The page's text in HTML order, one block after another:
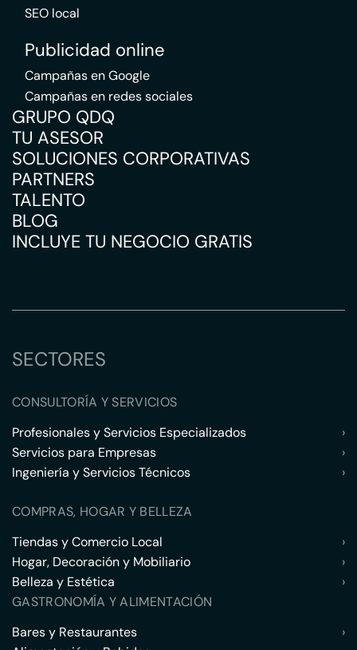
SEO local
Publicidad online
Campañas en Google
Campañas en redes sociales
GRUPO QDQ
TU ASESOR
SOLUCIONES CORPORATIVAS
PARTNERS
TALENTO
BLOG
INCLUYE TU NEGOCIO GRATIS
SECTORES
CONSULTORÍA Y SERVICIOS
Profesionales y Servicios Especializados
›
Servicios para Empresas
›
Ingeniería y Servicios Técnicos
›
COMPRAS, HOGAR Y BELLEZA
Tiendas y Comercio Local
›
Hogar, Decoración y Mobiliario
›
Belleza y Estética
›
GASTRONOMÍA Y ALIMENTACIÓN
Bares y Restaurantes
›